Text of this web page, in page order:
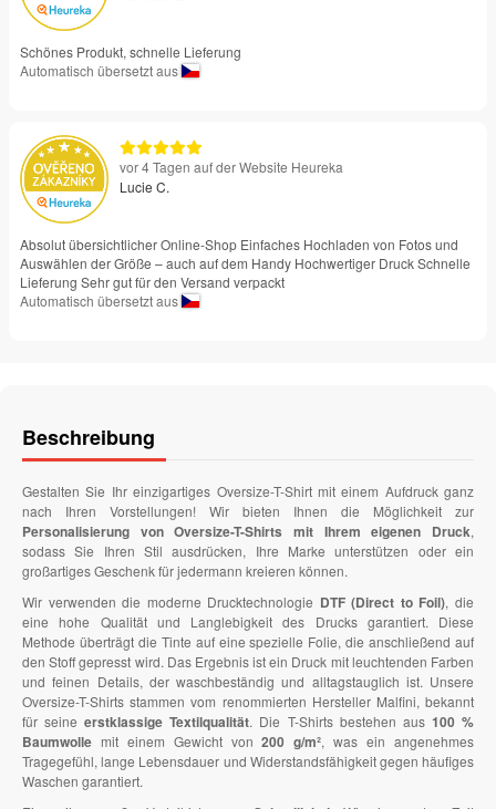
Schönes Produkt, schnelle Lieferung
Automatisch übersetzt aus
vor 4 Tagen auf der Website Heureka
Lucie C.
Absolut übersichtlicher Online-Shop Einfaches Hochladen von Fotos und
Auswählen der Größe – auch auf dem Handy Hochwertiger Druck Schnelle
Lieferung Sehr gut für den Versand verpackt
Automatisch übersetzt aus
Beschreibung
Gestalten Sie Ihr einzigartiges Oversize-T-Shirt mit einem Aufdruck ganz
nach Ihren Vorstellungen! Wir bieten Ihnen die Möglichkeit zur
Personalisierung von Oversize-T-Shirts mit Ihrem eigenen Druck,
sodass Sie Ihren Stil ausdrücken, Ihre Marke unterstützen oder ein
großartiges Geschenk für jedermann kreieren können.
Wir verwenden die moderne Drucktechnologie DTF (Direct to Foil), die
eine hohe Qualität und Langlebigkeit des Drucks garantiert. Diese
Methode überträgt die Tinte auf eine spezielle Folie, die anschließend auf
den Stoff gepresst wird. Das Ergebnis ist ein Druck mit leuchtenden Farben
und feinen Details, der waschbeständig und alltagstauglich ist. Unsere
Oversize-T-Shirts stammen vom renommierten Hersteller Malfini, bekannt
für seineerstklassige Textilqualität. Die T-Shirts bestehen aus 100 %
Baumwolle mit einem Gewicht von200 g/m², was ein angenehmes
Tragegefühl, lange Lebensdauer und Widerstandsfähigkeit gegen häufiges
Waschen garantiert.